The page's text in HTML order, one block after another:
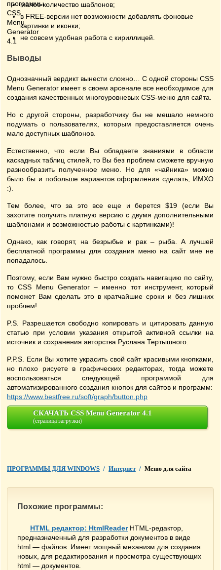
малое количество шаблонов;
в FREE-версии нет возможности добавлять фоновые
картинки и иконки;
не совсем удобная работа с кириллицей.
Выводы
Однозначный вердикт вынести сложно… С одной стороны CSS
Menu Generator имеет в своем арсенале все необходимое для
создания качественных многоуровневых CSS-меню для сайта.
Но с другой стороны, разработчику бы не мешало немного
подумать о пользователях, которым предоставляется очень
мало доступных шаблонов.
Естественно, что если Вы обладаете знаниями в области
каскадных таблиц стилей, то Вы без проблем сможете вручную
разнообразить полученное меню. Но для «чайника» можно
было бы и побольше вариантов оформления сделать, ИМХО
:).
Тем более, что за это все еще и берется $19 (если Вы
захотите получить платную версию с двумя дополнительными
шаблонами и возможностью работы с картинками)!
Однако, как говорят, на безрыбье и рак – рыба. А лучшей
бесплатной программы для создания меню на сайт мне не
попадалось.
Поэтому, если Вам нужно быстро создать навигацию по сайту,
то CSS Menu Generator – именно тот инструмент, который
поможет Вам сделать это в кратчайшие сроки и без лишних
проблем!
P.S. Разрешается свободно копировать и цитировать данную
статью при условии указания открытой активной ссылки на
источник и сохранения авторства Руслана Тертышного.
P.P.S. Если Вы хотите украсить свой сайт красивыми кнопками,
но плохо рисуете в графических редакторах, тогда можете
воспользоваться следующей программой для
автоматизированного создания кнопок для сайтов и программ:
https://www.bestfree.ru/soft/graph/button.php
СКАЧАТЬ CSS Menu Generator 4.1
(страница загрузки)
ПРОГРАММЫ ДЛЯ WINDOWS / Интернет / Меню для сайта
Похожие программы:
HTML редактор: HtmlReaderHTML-редактор,
предназначенный для разработки документов в виде
html — файлов. Имеет мощный механизм для создания
новых, для редактирования и просмотра существующих
html — документов.